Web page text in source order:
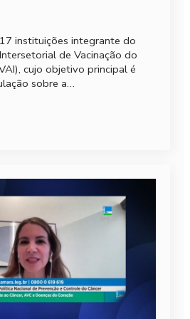
instituições integrante do
de Vacinação do
cujo objetivo principal é
sobre a…